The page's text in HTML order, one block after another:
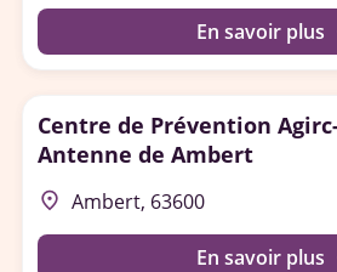
En savoir plus
Centre de Prévention
Antenne de Ambert
place Ambert, 63600
En savoir plus